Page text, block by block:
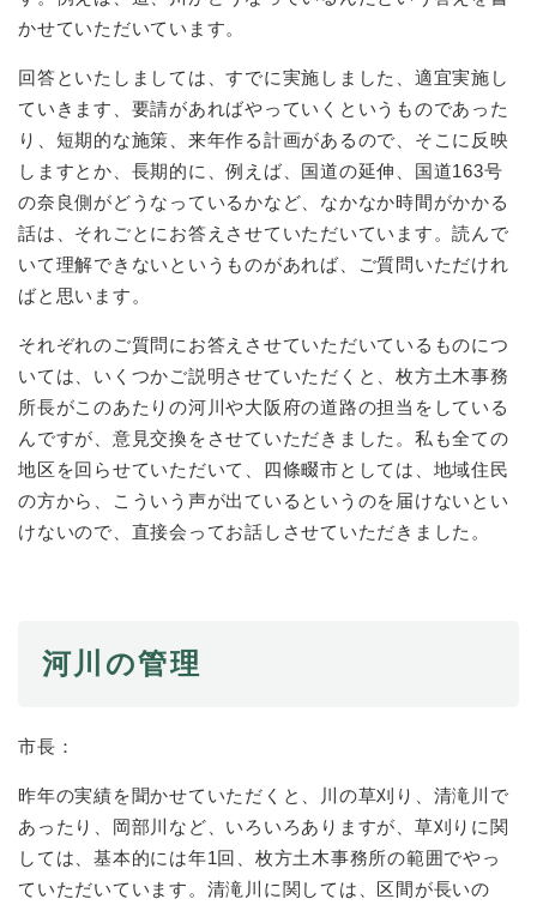
の
メ
ュ
ー
を
ひ
く
教
の
メ
ニ
ュ
を
ひ
健康・医療・福祉
康
・
医
療
・
福
祉
の
メ
ー
を
ひ
ら
スポーツ・文化
ス
ポ
ー
ツ
・
文
メ
ュ
ー
を
ひ
く
まちづくり・環境
ち
づ
・
環
境
の
メ
ニ
ュ
ー
しごと・産業
と
・
産
業
メ
ニ
ュ
市政情報
市
政
情
報
の
メ
ニ
ら
かせていただいています。
回答といたしましては、すでに実施しました、適宜実施し
ていきます、要請があればやっていくというものであった
り、短期的な施策、来年作る計画があるので、そこに反映
しますとか、長期的に、例えば、国道の延伸、国道163号
の奈良側がどうなっているかなど、なかなか時間がかかる
話は、それごとにお答えさせていただいています。読んで
いて理解できないというものがあれば、ご質問いただけれ
ばと思います。
それぞれのご質問にお答えさせていただいているものにつ
いては、いくつかご説明させていただくと、枚方土木事務
所長がこのあたりの河川や大阪府の道路の担当をしている
んですが、意見交換をさせていただきました。私も全ての
地区を回らせていただいて、四條畷市としては、地域住民
の方から、こういう声が出ているというのを届けないとい
けないので、直接会ってお話しさせていただきました。
河川の管理
市長：
昨年の実績を聞かせていただくと、川の草刈り、清滝川で
あったり、岡部川など、いろいろありますが、草刈りに関
しては、基本的には年1回、枚方土木事務所の範囲でやっ
ていただいています。清滝川に関しては、区間が長いの